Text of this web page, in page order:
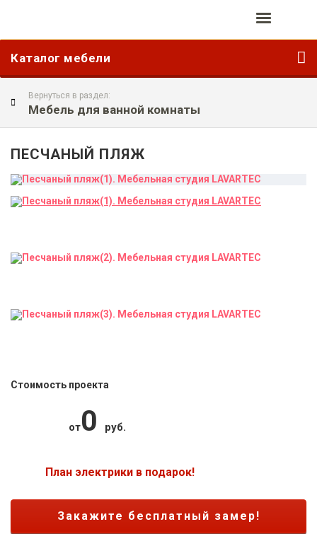
Каталог мебели
Вернуться в раздел:
Мебель для ванной комнаты
ПЕСЧАНЫЙ ПЛЯЖ
Стоимость проекта
от0 руб.
План электрики в подарок!
Закажите бесплатный замер!